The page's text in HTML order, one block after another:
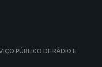
PÚBLICO DE RÁDIO E